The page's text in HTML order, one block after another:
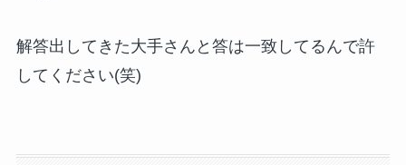
解答出してきた大手さんと答は一致してるんで許
してください(笑)